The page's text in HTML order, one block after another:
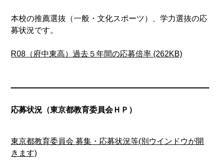
本校の推薦選抜（一般・文化スポーツ）、学力選抜の応
募状況です。
R08（府中東高）過去５年間の応募倍率 (262KB)
応募状況（東京都教育委員会ＨＰ）
東京都教育委員会 募集・応募状況等(別ウインドウが開
きます)